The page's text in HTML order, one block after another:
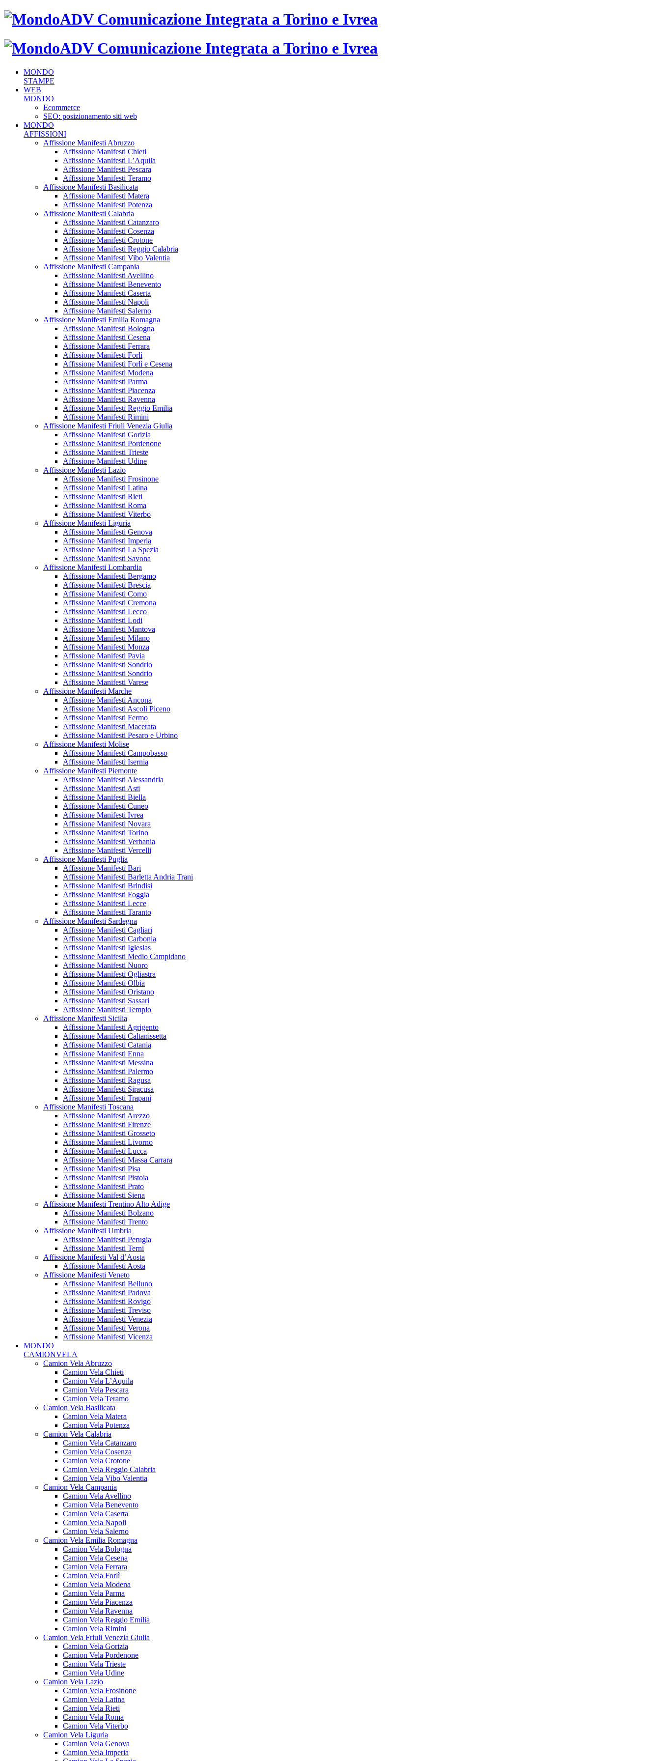
MONDO
STAMPE
WEB
MONDO
Ecommerce
SEO: posizionamento siti web
MONDO
AFFISSIONI
Affissione Manifesti Abruzzo
Affissione Manifesti Chieti
Affissione Manifesti L’Aquila
Affissione Manifesti Pescara
Affissione Manifesti Teramo
Affissione Manifesti Basilicata
Affissione Manifesti Matera
Affissione Manifesti Potenza
Affissione Manifesti Calabria
Affissione Manifesti Catanzaro
Affissione Manifesti Cosenza
Affissione Manifesti Crotone
Affissione Manifesti Reggio Calabria
Affissione Manifesti Vibo Valentia
Affissione Manifesti Campania
Affissione Manifesti Avellino
Affissione Manifesti Benevento
Affissione Manifesti Caserta
Affissione Manifesti Napoli
Affissione Manifesti Salerno
Affissione Manifesti Emilia Romagna
Affissione Manifesti Bologna
Affissione Manifesti Cesena
Affissione Manifesti Ferrara
Affissione Manifesti Forlì
Affissione Manifesti Forlì e Cesena
Affissione Manifesti Modena
Affissione Manifesti Parma
Affissione Manifesti Piacenza
Affissione Manifesti Ravenna
Affissione Manifesti Reggio Emilia
Affissione Manifesti Rimini
Affissione Manifesti Friuli Venezia Giulia
Affissione Manifesti Gorizia
Affissione Manifesti Pordenone
Affissione Manifesti Trieste
Affissione Manifesti Udine
Affissione Manifesti Lazio
Affissione Manifesti Frosinone
Affissione Manifesti Latina
Affissione Manifesti Rieti
Affissione Manifesti Roma
Affissione Manifesti Viterbo
Affissione Manifesti Liguria
Affissione Manifesti Genova
Affissione Manifesti Imperia
Affissione Manifesti La Spezia
Affissione Manifesti Savona
Affissione Manifesti Lombardia
Affissione Manifesti Bergamo
Affissione Manifesti Brescia
Affissione Manifesti Como
Affissione Manifesti Cremona
Affissione Manifesti Lecco
Affissione Manifesti Lodi
Affissione Manifesti Mantova
Affissione Manifesti Milano
Affissione Manifesti Monza
Affissione Manifesti Pavia
Affissione Manifesti Sondrio
Affissione Manifesti Sondrio
Affissione Manifesti Varese
Affissione Manifesti Marche
Affissione Manifesti Ancona
Affissione Manifesti Ascoli Piceno
Affissione Manifesti Fermo
Affissione Manifesti Macerata
Affissione Manifesti Pesaro e Urbino
Affissione Manifesti Molise
Affissione Manifesti Campobasso
Affissione Manifesti Isernia
Affissione Manifesti Piemonte
Affissione Manifesti Alessandria
Affissione Manifesti Asti
Affissione Manifesti Biella
Affissione Manifesti Cuneo
Affissione Manifesti Ivrea
Affissione Manifesti Novara
Affissione Manifesti Torino
Affissione Manifesti Verbania
Affissione Manifesti Vercelli
Affissione Manifesti Puglia
Affissione Manifesti Bari
Affissione Manifesti Barletta Andria Trani
Affissione Manifesti Brindisi
Affissione Manifesti Foggia
Affissione Manifesti Lecce
Affissione Manifesti Taranto
Affissione Manifesti Sardegna
Affissione Manifesti Cagliari
Affissione Manifesti Carbonia
Affissione Manifesti Iglesias
Affissione Manifesti Medio Campidano
Affissione Manifesti Nuoro
Affissione Manifesti Ogliastra
Affissione Manifesti Olbia
Affissione Manifesti Oristano
Affissione Manifesti Sassari
Affissione Manifesti Tempio
Affissione Manifesti Sicilia
Affissione Manifesti Agrigento
Affissione Manifesti Caltanissetta
Affissione Manifesti Catania
Affissione Manifesti Enna
Affissione Manifesti Messina
Affissione Manifesti Palermo
Affissione Manifesti Ragusa
Affissione Manifesti Siracusa
Affissione Manifesti Trapani
Affissione Manifesti Toscana
Affissione Manifesti Arezzo
Affissione Manifesti Firenze
Affissione Manifesti Grosseto
Affissione Manifesti Livorno
Affissione Manifesti Lucca
Affissione Manifesti Massa Carrara
Affissione Manifesti Pisa
Affissione Manifesti Pistoia
Affissione Manifesti Prato
Affissione Manifesti Siena
Affissione Manifesti Trentino Alto Adige
Affissione Manifesti Bolzano
Affissione Manifesti Trento
Affissione Manifesti Umbria
Affissione Manifesti Perugia
Affissione Manifesti Terni
Affissione Manifesti Val d’Aosta
Affissione Manifesti Aosta
Affissione Manifesti Veneto
Affissione Manifesti Belluno
Affissione Manifesti Padova
Affissione Manifesti Rovigo
Affissione Manifesti Treviso
Affissione Manifesti Venezia
Affissione Manifesti Verona
Affissione Manifesti Vicenza
MONDO
CAMIONVELA
Camion Vela Abruzzo
Camion Vela Chieti
Camion Vela L’Aquila
Camion Vela Pescara
Camion Vela Teramo
Camion Vela Basilicata
Camion Vela Matera
Camion Vela Potenza
Camion Vela Calabria
Camion Vela Catanzaro
Camion Vela Cosenza
Camion Vela Crotone
Camion Vela Reggio Calabria
Camion Vela Vibo Valentia
Camion Vela Campania
Camion Vela Avellino
Camion Vela Benevento
Camion Vela Caserta
Camion Vela Napoli
Camion Vela Salerno
Camion Vela Emilia Romagna
Camion Vela Bologna
Camion Vela Cesena
Camion Vela Ferrara
Camion Vela Forlì
Camion Vela Modena
Camion Vela Parma
Camion Vela Piacenza
Camion Vela Ravenna
Camion Vela Reggio Emilia
Camion Vela Rimini
Camion Vela Friuli Venezia Giulia
Camion Vela Gorizia
Camion Vela Pordenone
Camion Vela Trieste
Camion Vela Udine
Camion Vela Lazio
Camion Vela Frosinone
Camion Vela Latina
Camion Vela Rieti
Camion Vela Roma
Camion Vela Viterbo
Camion Vela Liguria
Camion Vela Genova
Camion Vela Imperia